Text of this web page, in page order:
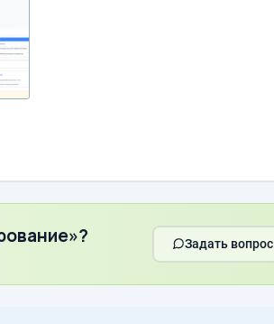
Задать вопрос